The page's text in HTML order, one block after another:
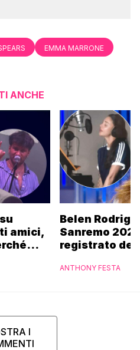
EMMA MARRONE
ANCHE
amici,
Belen
Sanremo
registrato dei
ANTHONY FESTA
I